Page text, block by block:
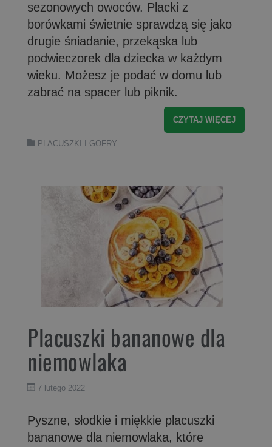
sezonowych owoców. Placki z
borówkami świetnie sprawdzą się jako
drugie śniadanie, przekąska lub
podwieczorek dla dziecka w każdym
wieku. Możesz je podać w domu lub
zabrać na spacer lub piknik.
CZYTAJ WIĘCEJ
PLACUSZKI I GOFRY
Placuszki bananowe dla
niemowlaka
7 lutego 2022
Pyszne, słodkie i miękkie placuszki
bananowe dla niemowlaka, które